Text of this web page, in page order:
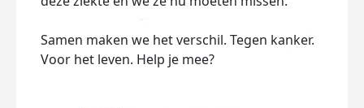
Samen maken we het verschil. Tegen kanker.
Voor het leven. Help je mee?